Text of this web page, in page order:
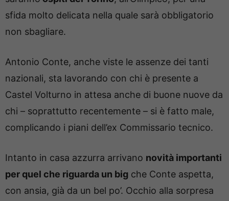
sfida molto delicata nella quale sarà obbligatorio
non sbagliare.
Antonio Conte, anche viste le assenze dei tanti
nazionali, sta lavorando con chi è presente a
Castel Volturno in attesa anche di buone nuove da
chi – soprattutto recentemente – si è fatto male,
complicando i piani dell’ex Commissario tecnico.
Intanto in casa azzurra arrivano novità importanti
per quel che riguarda un big che Conte aspetta,
con ansia, già da un bel po’. Occhio alla sorpresa